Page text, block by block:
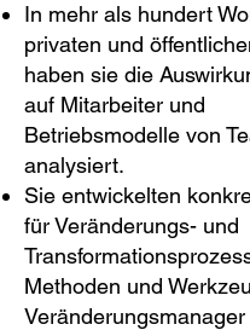
In mehr als hundert
privaten und
haben sie die
auf Mitarbeiter und
Betriebsmodelle von
analysiert.
Sie entwickelten
für Veränderungs- und
Methoden und